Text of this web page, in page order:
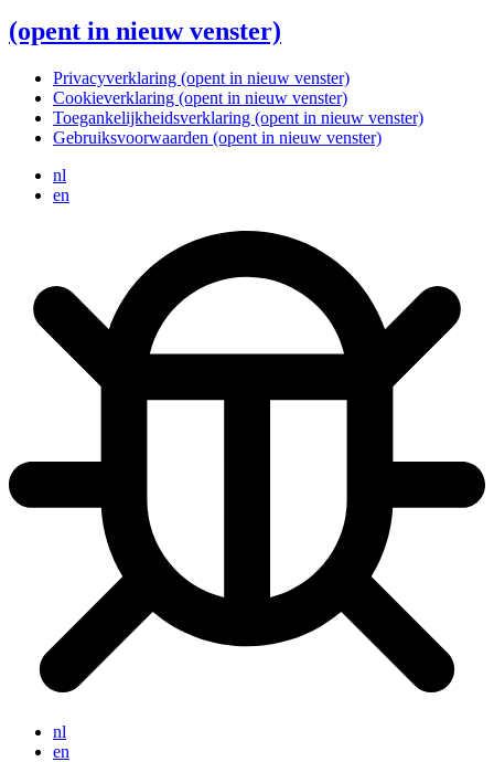
(opent in nieuw venster)
Privacyverklaring (opent in nieuw venster)
Cookieverklaring (opent in nieuw venster)
Toegankelijkheidsverklaring (opent in nieuw venster)
Gebruiksvoorwaarden (opent in nieuw venster)
nl
en
nl
en